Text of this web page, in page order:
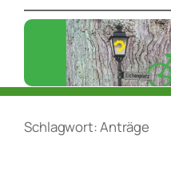
Schlagwort:Anträge